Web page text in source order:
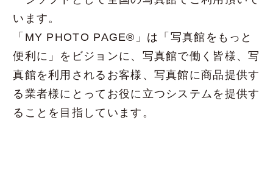
います。
「MY PHOTO PAGE®」は「写真館をもっと
便利に」をビジョンに、写真館で働く皆様、写
真館を利用されるお客様、写真館に商品提供す
る業者様にとってお役に立つシステムを提供す
ることを目指しています。